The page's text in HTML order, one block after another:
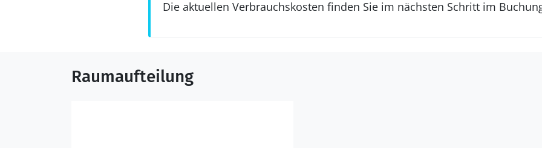
Die aktuellen Verbrauchskosten finden Sie im nächsten Schritt im
Raumaufteilung